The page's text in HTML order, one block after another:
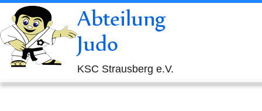
Abteilung
Judo
KSC Strausberg e.V.